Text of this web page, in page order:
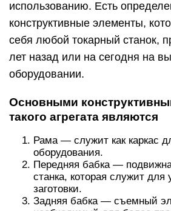
использованию. Есть
конструктивные элементы,
себя любой токарный станок,
лет назад или на сегодня на
оборудовании.
Основными
такого агрегата являются
Рама — служит как каркас
оборудования.
Передняя бабка —
станка, которая служит для
заготовки.
Задняя бабка — съемный